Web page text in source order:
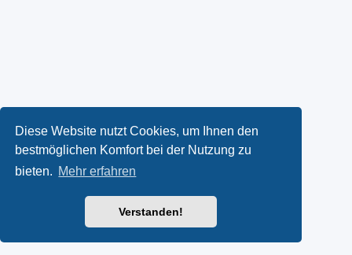
Diese Website nutzt Cookies, um Ihnen den
bestmöglichen Komfort bei der Nutzung zu
bieten. Mehr erfahren
Verstanden!